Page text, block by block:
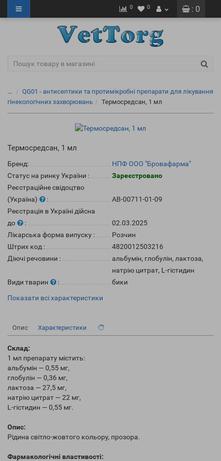
: 0
0 0
...
QG01 - антисептики та протимікробні препарати для лікування
гінекологічних захворювань
Термосредсан, 1 мл
Термосредсан, 1 мл
Бренд:
НПФ ООО "Бровафарма"
Статус на ринку України :
Зареєстровано
Реєстраційне свідоцтво
(Україна)
:
AB-00711-01-09
Реєстрація в Україні дійсна
до
:
02.03.2025
Лікарська форма випуску :
Розчин
Штрих код :
4820012503216
Діючі речовини :
альбумін, глобулін, лактоза,
натрію цитрат, L-гістидин
Види тварин
:
бики
Показати всі характеристики
Опис Характеристики
Склад:
1 мл препарату містить:
альбумін — 0,55 мг,
глобулін — 0,36 мг,
лактоза — 27,5 мг,
натрію цитрат — 22 мг,
L-гістидин — 0,55 мг.
Опис:
Рідина світло-жовтого кольору, прозора.
Фармакологічні властивості: